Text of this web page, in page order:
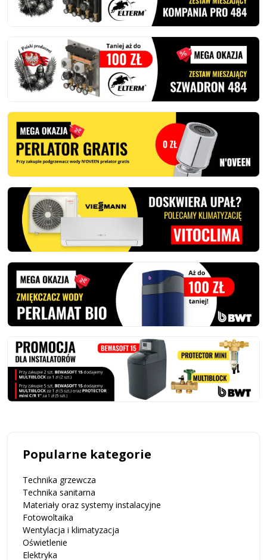
Popularne kategorie
Technika grzewcza
Technika sanitarna
Materiały oraz systemy instalacyjne
Fotowoltaika
Wentylacja i klimatyzacja
Oświetlenie
Elektryka